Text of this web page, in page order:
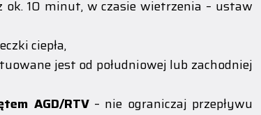
10 minut, w czasie wietrzenia – ustaw
ciepła,
jest od południowej lub zachodniej
AGD/RTV– nie ograniczaj przepływu